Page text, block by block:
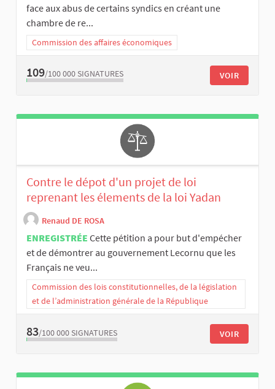
face aux abus de certains syndics en créant une
chambre de re...
Commission des affaires économiques
109/100 000 SIGNATURES VOIR
Contre le dépot d'un projet de loi
reprenant les élements de la loi Yadan
Renaud DE ROSA
ENREGISTRÉE Cette pétition a pour but d'empécher
et de démontrer au gouvernement Lecornu que les
Français ne veu...
Commission des lois constitutionnelles, de la législation
et de l’administration générale de la République
83/100 000 SIGNATURES VOIR